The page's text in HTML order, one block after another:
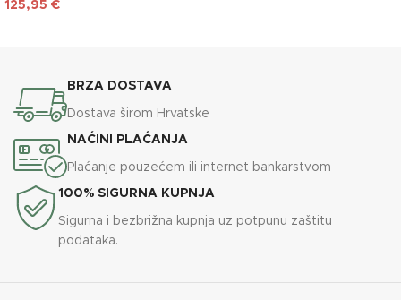
125,95 €
BRZA DOSTAVA
Dostava širom Hrvatske
NAĆINI PLAĆANJA
Plaćanje pouzećem ili internet bankarstvom
100% SIGURNA KUPNJA
Sigurna i bezbrižna kupnja uz potpunu zaštitu
podataka.